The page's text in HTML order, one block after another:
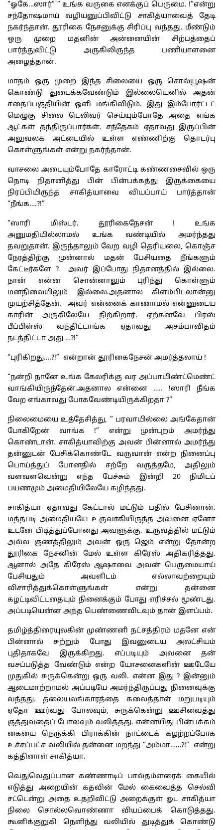
“ஓகே…ஸார்” ” உங்க வருகை எனக்குப் பெருமை. !”என்று
சந்தோஷமாய் வழியனுப்பிவிட்டு சாகித்யாவைத் தேடி
நகர்ந்தான். தூரிகை நேசனுக்கு சிரிப்பு வந்தது. மீண்டும்
ஒரு முறை மதனின் அன்னையின் சிற்பத்தைப்
பார்த்துவிட்டு அருகிலிருந்த பணியாளனை
அழைத்தான்.
மாதம் ஒரு முறை இந்த சிலையை ஒரு சொல்யூஷன்
கொண்டு துடைக்கவேண்டும் இல்லையெனில் அதன்
சதைப்பகுதியின் ஒளி மங்கிவிடும். இது இம்போர்ட்டட்
மெழுகு சிலை டெலிவர் செய்யும்போதே அதை எங்க
ஆட்கள் தந்திருப்பார்கள். சந்தேகம் ஏதாவது இருப்பின்
அலுவலக அட்டையில் உள்ள எண்ணிற்கு தொடர்பு
கொள்ளுங்கள் என்று நகர்ந்தான்.
வாசலை அடையும்போதே காரோட்டி கண்ணசைவில் ஒரு
நொடி நிதானித்து பின் பின்பக்கத்து இருக்கையை
நிரப்பியிருந்த சாகித்யாவை வியப்பாய் பார்த்தான்
“நீங்க….?!”
“ஸாரி மிஸ்டர். தூரிகைநேசன் ! உங்க
அனுமதியில்லாமல் உங்க வண்டியில் அமர்ந்தது
தவறுதான். இருந்தாலும் வேற வழி தெரியலை, கொஞ்ச
நேரத்திற்கு முன்னால் மதன் பேசியதை நீங்களும்
கேட்டீர்களே ? அவர் இப்போது நிதானத்தில் இல்லை.
நான் என்ன சொன்னாலும் புரிந்து கொள்ளும்
மனநிலையிலும் இல்லை.அதனால கிளம்பிடலான்னு
முயற்சித்தேன். அவர் என்னைக் காணாமல் என்னுடைய
காரின் அருகிலேயே நிற்கிறார். ஏற்கனவே பிரஸ்
பீப்பிள்ஸ் வந்திட்டாங்க ஏதாவது அசம்பாவிதம்
நடந்திட்டா அது …?!”
“புரிகிறது….?!” என்றான் தூரிகைநேசன் அமர்த்தலாய் !
“நன்றி நானே உங்க கேலரிக்கு வர அப்பாயிண்ட்மெண்ட்
வாங்கியிருந்தேன்.அதனால என்னை ….. !ஸாரி நீங்க
வேற எங்காவது போகவேண்டியிருக்கிறதா ?”
நிலைமையை உத்தேசித்து, ” பரவாயில்லை அங்கேதான்
போகிறேன் வாங்க !” என்று முன்புறம் அமர்ந்து
கொண்டான். சாகித்யாவிற்கு அவன் பின்னால் அமர்ந்து
தன்னுடன் பேசிக்கொண்டே வருவான் என்ற நினைப்பு
பொய்த்துப் போனதில் சற்றே வருத்தமே, அதிலும்
வளவளவென்று எந்த பேச்சும் இன்றி 20 நிமிடப்
பயணமும் அமைதியிலேயே கழிந்தது.
சாகித்யா ஏதாவது கேட்டால் மட்டும் பதில் பேசினான்.
மத்தபடி அமைதியயே உருவாகியிருந்த அவனை ஏனோ
உடனே பிடித்துப்போனது அவளுக்கு. உருவத்தில் மட்டும்
அல்ல குணத்திலும் அவன் ஒரு ஜெம் என்று தோன்ற
தூரிகை நேசனின் மேல் உள்ள கிரேஸ் அதிகரித்தது.
ஆனால் அதே கிரேஸ் ஆஷாவை அவன் பெருமையாய்
பேசியதும் அவளிடம் எல்லாவற்றையும்
விசாரித்துக்கொள்ளுங்கள் என்று தன்னை
கழட்டிவிட்டதையும் நினைக்கும் போது எரிச்சல் மூண்டது.
அப்படியென்ன அந்த பெண்ணைவிடவும் தான் இளப்பம்.
தமிழ்த்திரையுலகின் முண்ணனி நட்சத்திரம் மதனே என்
பின்னால் சுற்றும் போது இவனுடைய அலட்சியம்
புதிதாகவே இருக்கிறது. எப்படியும் அவனை தன்
வசப்படுத்த வேண்டும் என்ற யோசனைகளின் ஊடேயே
முதுகில் சுருக்கென்று ஒரு வலி. என்ன இது ? இன்னும்
ஆடைமாற்றாமல் அப்படியே அமர்ந்திருப்பது நினைவுக்கு
வந்தது. தலையலங்காரத்தை கலைத்தாள் மறுபடியும்
ஏதோ ஊர்வது போலவும், சுருக்கென்று ஊசிவைத்து
குத்துவதைப் போலவும் வலித்தது. என்னயிது பின்பக்கம்
கையை நெருக்கி பிராக்கின் நாட்டைக் கழற்றப்போக
உச்சப்பட்ச வலியில் தன்னை மறந்து “அம்மா……?!” என்று
கத்தினாள் சாகித்யா.
வெதுவெதுப்பான கண்ணாடிப் பால்தம்ளரைக் கையில்
எடுத்து அறையின் கதவின் மேல் கைவைத்த செல்வி
சட்டென்று அதை உதறிவிட்டு அறைக்குள் ஓட சாகித்யா
நிலை சொல்லவொண்ணா வியப்பைக் கொடுத்தது.
கூனிக்குறுகி நெளிந்து வலியில் துடித்துக் கொண்டு